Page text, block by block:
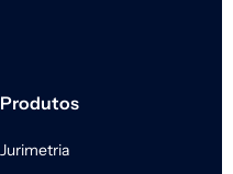
Produtos
Jurimetria